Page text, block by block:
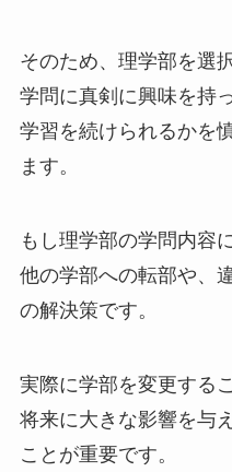
そのため、理学部を選
学問に真剣に興味を持
学習を続けられるかを
ます。
もし理学部の学問内容
他の学部への転部や、
の解決策です。
実際に学部を変更する
将来に大きな影響を与
ことが重要です。